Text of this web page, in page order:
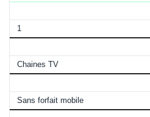
1
Chaines TV
Sans forfait mobile